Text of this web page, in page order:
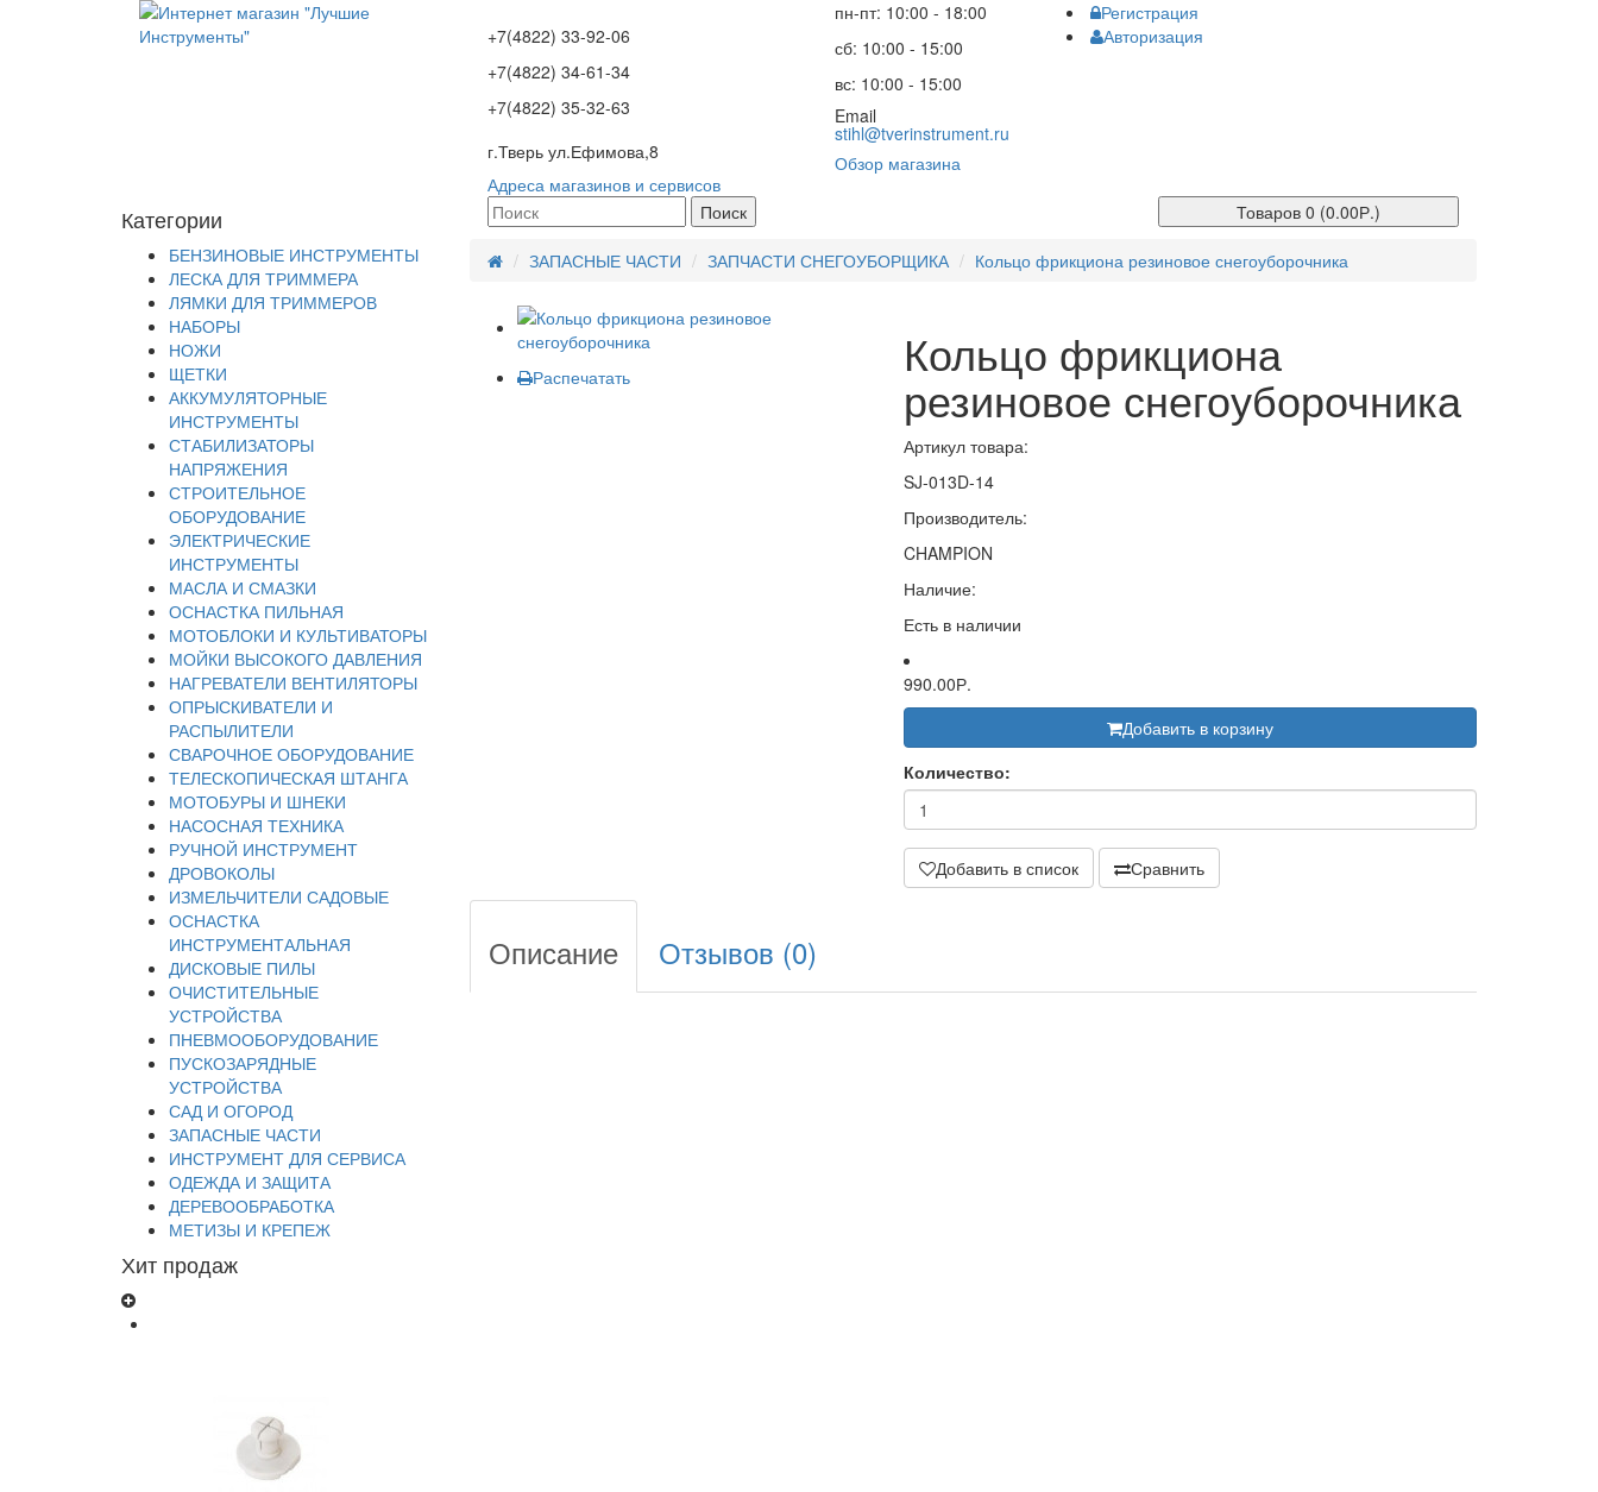
+7(4822) 33-92-06
+7(4822) 34-61-34
+7(4822) 35-32-63
г.Тверь ул.Ефимова,8
Адреса магазинов и сервисов
пн-пт: 10:00 - 18:00
сб: 10:00 - 15:00
вс: 10:00 - 15:00
Email
stihl@tverinstrument.ru
Обзор магазина
Регистрация
Авторизация
Категории
БЕНЗИНОВЫЕ ИНСТРУМЕНТЫ
ЛЕСКА ДЛЯ ТРИММЕРА
ЛЯМКИ ДЛЯ ТРИММЕРОВ
НАБОРЫ
НОЖИ
ЩЕТКИ
АККУМУЛЯТОРНЫЕ
ИНСТРУМЕНТЫ
СТАБИЛИЗАТОРЫ
НАПРЯЖЕНИЯ
СТРОИТЕЛЬНОЕ
ОБОРУДОВАНИЕ
ЭЛЕКТРИЧЕСКИЕ
ИНСТРУМЕНТЫ
МАСЛА И СМАЗКИ
ОСНАСТКА ПИЛЬНАЯ
МОТОБЛОКИ И КУЛЬТИВАТОРЫ
МОЙКИ ВЫСОКОГО ДАВЛЕНИЯ
НАГРЕВАТЕЛИ ВЕНТИЛЯТОРЫ
ОПРЫСКИВАТЕЛИ И
РАСПЫЛИТЕЛИ
СВАРОЧНОЕ ОБОРУДОВАНИЕ
ТЕЛЕСКОПИЧЕСКАЯ ШТАНГА
МОТОБУРЫ И ШНЕКИ
НАСОСНАЯ ТЕХНИКА
РУЧНОЙ ИНСТРУМЕНТ
ДРОВОКОЛЫ
ИЗМЕЛЬЧИТЕЛИ САДОВЫЕ
ОСНАСТКА
ИНСТРУМЕНТАЛЬНАЯ
ДИСКОВЫЕ ПИЛЫ
ОЧИСТИТЕЛЬНЫЕ
УСТРОЙСТВА
ПНЕВМООБОРУДОВАНИЕ
ПУСКОЗАРЯДНЫЕ
УСТРОЙСТВА
САД И ОГОРОД
ЗАПАСНЫЕ ЧАСТИ
ИНСТРУМЕНТ ДЛЯ СЕРВИСА
ОДЕЖДА И ЗАЩИТА
ДЕРЕВООБРАБОТКА
МЕТИЗЫ И КРЕПЕЖ
Хит продаж
Поиск Товаров 0 (0.00Р.)
ЗАПАСНЫЕ ЧАСТИ ЗАПЧАСТИ СНЕГОУБОРЩИКА Кольцо фрикциона резиновое снегоуборочника
Распечатать Кольцо фрикциона
резиновое снегоуборочника
Артикул товара:
SJ-013D-14
Производитель:
CHAMPION
Наличие:
Есть в наличии
990.00Р.
Добавить в корзину
Количество:
Добавить в список Сравнить
Описание Отзывов (0)